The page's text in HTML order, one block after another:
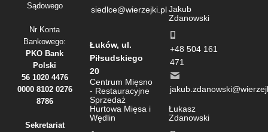
Sądowego
Nr Konta
Bankowego:
PKO Bank
Polski
56 1020 4476
0000 8102 0276
8786
Sekretariat
siedlce@wierzejki.pl
Łuków, ul.
Piłsudskiego
20
Centrum Mięsno
- Restauracyjne
Sprzedaż
Hurtowa Mięsa i
Wędlin
Jakub
Zdanowski
+48 504 161
471
Łukasz
Zdanowski